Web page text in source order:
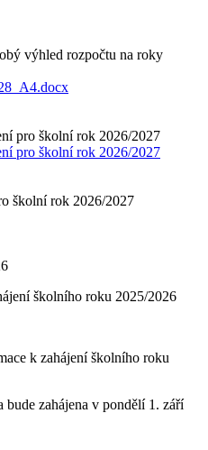
výhled rozpočtu na roky
pro školní rok 2026/2027
pro školní rok 2026/2027
školní rok 2026/2027
školního roku 2025/2026
k zahájení školního roku
zahájena v pondělí 1. září
hodině. Provoz školní